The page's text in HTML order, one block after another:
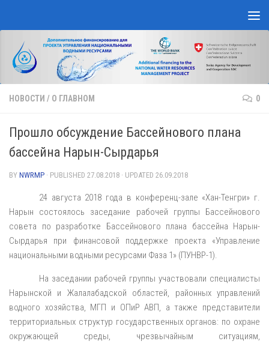
НОВОСТИ / О ГЛАВНОМ 0
Прошло обсуждение Бассейнового плана
бассейна Нарын-Сырдарья
BY NWRMP · PUBLISHED 27.08.2018 · UPDATED 26.09.2018
24 августа 2018 года в конференц-зале «Хан-Тенгри» г.
Нарын состоялось заседание рабочей группы Бассейнового
совета по разработке Бассейнового плана бассейна Нарын-
Сырдарья при финансовой поддержке проекта «Управление
национальными водными ресурсами Фаза 1» (ПУНВР-1).
На заседании рабочей группы участвовали специалисты
Нарынской и Жалалабадской областей, районных управлений
водного хозяйства, МГП и ОПиР АВП, а также представители
территориальных структур государственных органов: по охране
окружающей среды, чрезвычайным ситуациям,